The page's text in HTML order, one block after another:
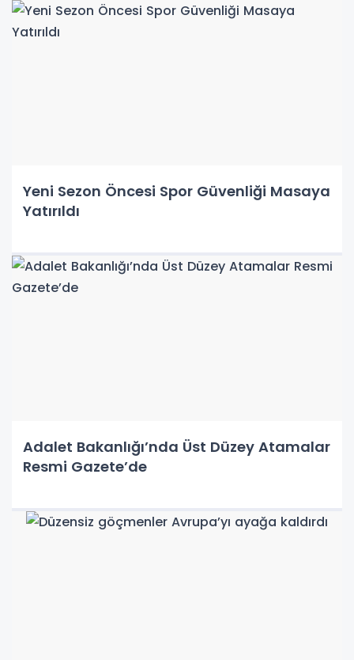
Yeni Sezon Öncesi Spor Güvenliği Masaya
Yatırıldı
Adalet Bakanlığı’nda Üst Düzey Atamalar
Resmi Gazete’de